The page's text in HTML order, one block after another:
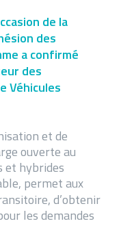
de la
des
a confirmé
des
Véhicules
et de
ouverte au
et hybrides
permet aux
d’obtenir
les demandes